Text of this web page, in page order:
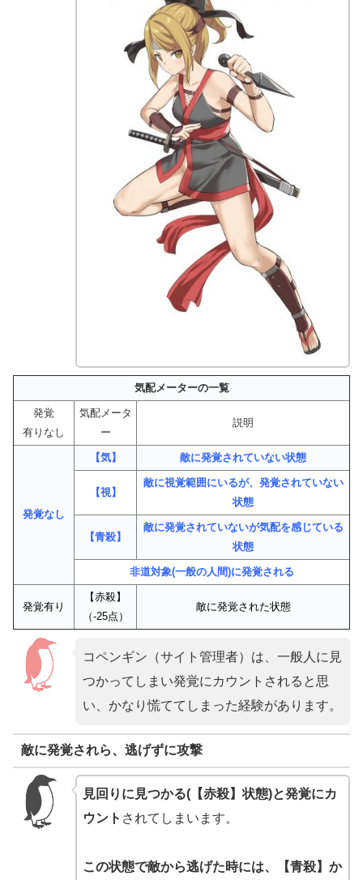
気配メーターの一覧
発覚
有りなし
気配メータ
ー
説明
発覚なし
【気】 敵に発覚されていない状態
【視】
敵に視覚範囲にいるが、発覚されていない
状態
【青殺】
敵に発覚されていないが気配を感じている
状態
非道対象(一般の人間)に発覚される
発覚有り
【赤殺】
（-25点）
敵に発覚された状態
コペンギン（サイト管理者）は、一般人に見
つかってしまい発覚にカウントされると思
い、かなり慌ててしまった経験があります。
敵に発覚されら、逃げずに攻撃
見回りに見つかる(【赤殺】状態)と発覚にカ
ウント されてしまいます。
この状態で敵から逃げた時には、【青殺】か